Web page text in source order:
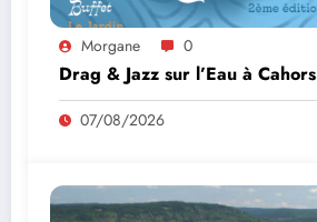
Morgane 0
Drag & Jazz sur l’Eau à Cahors
07/08/2026